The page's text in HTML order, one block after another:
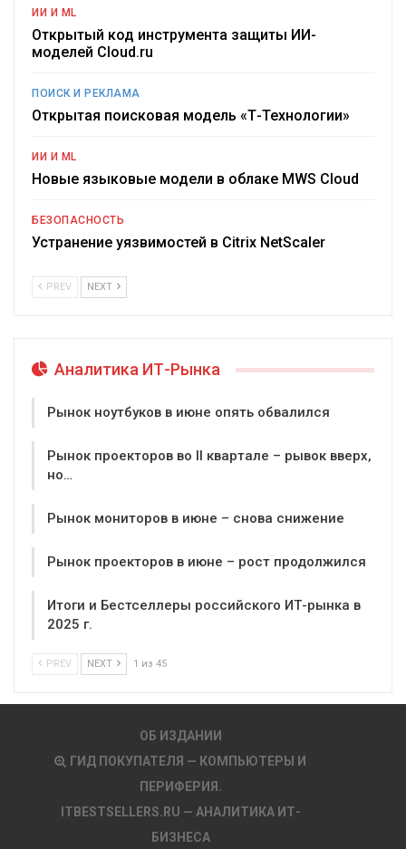
ИИ И ML
Открытый код инструмента защиты ИИ-
моделей Cloud.ru
ПОИСК И РЕКЛАМА
Открытая поисковая модель «Т-Технологии»
ИИ И ML
Новые языковые модели в облаке MWS Cloud
БЕЗОПАСНОСТЬ
Устранение уязвимостей в Citrix NetScaler
PREV NEXT
Аналитика ИТ-Рынка
Рынок ноутбуков в июне опять обвалился
Рынок проекторов во II квартале – рывок вверх,
но…
Рынок мониторов в июне – снова снижение
Рынок проекторов в июне – рост продолжился
Итоги и Бестселлеры российского ИТ-рынка в
2025 г.
PREV NEXT 1 из 45
ОБ ИЗДАНИИ
ГИД ПОКУПАТЕЛЯ — КОМПЬЮТЕРЫ И
ПЕРИФЕРИЯ.
ITBESTSELLERS.RU — АНАЛИТИКА ИТ-
БИЗНЕСА